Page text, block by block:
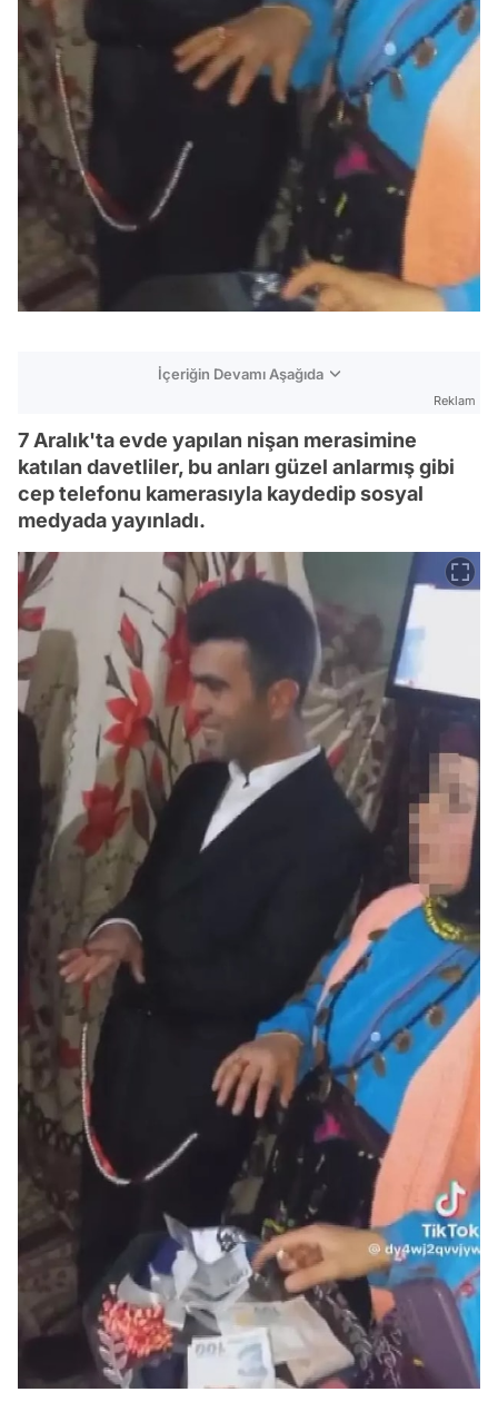
İçeriğin Devamı Aşağıda
Reklam
7 Aralık'ta evde yapılan nişan merasimine
katılan davetliler, bu anları güzel anlarmış gibi
cep telefonu kamerasıyla kaydedip sosyal
medyada yayınladı.